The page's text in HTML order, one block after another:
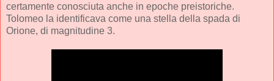
certamente conosciuta anche in epoche preistoriche.
Tolomeo la identificava come una stella della spada di
Orione, di magnitudine 3.